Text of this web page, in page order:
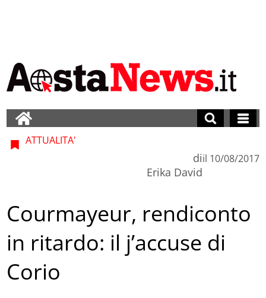
ATTUALITA'
di
Erika David
il 10/08/2017
Courmayeur, rendiconto
in ritardo: il j’accuse di
Corio